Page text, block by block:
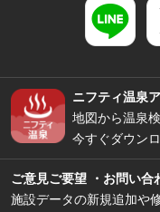
ニフティ温泉
地図から温泉
今すぐダウン
ご意見ご要望 ・お問い合
施設データの新規追加や